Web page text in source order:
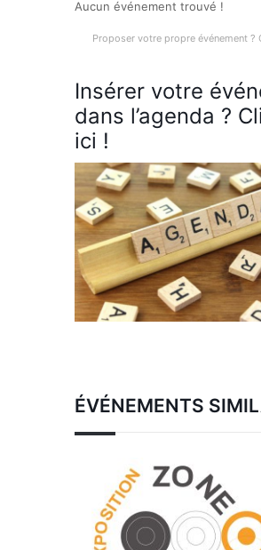
Aucun événement trouvé !
Proposer votre propre événement ?
Insérer votre
dans l’agenda ?
ici !
ÉVÉNEMENTS